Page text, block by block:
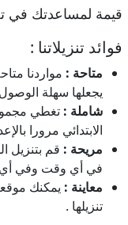
قيمة لمساعدتك في
فوائد تنزيلاتنا :
متاحة : مواردنا
يجعلها سهلة
شاملة : تغطي
الابتدائي مرورا
مريحة : قم بتنزيل
في أي وقت وفي
معاينة : يمكنك
تنزيلها .